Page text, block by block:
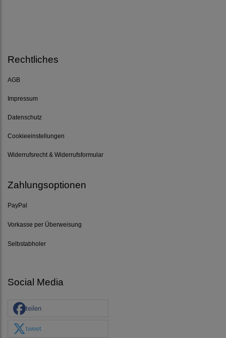
Rechtliches
AGB
Impressum
Datenschutz
Cookieeinstellungen
Widerrufsrecht & Widerrufsformular
Zahlungsoptionen
PayPal
Vorkasse per Überweisung
Selbstabholer
Social Media
teilen
tweet